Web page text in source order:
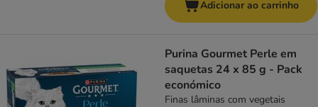
Adicionar ao carrinho
Purina Gourmet Perle em
saquetas 24 x 85 g - Pack
económico
Finas lâminas com vegetais